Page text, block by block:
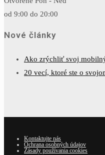
od 9:00 do 20:00
Nové články
Ako zrýchliť svoj
20 vecí, ktoré ste o
Kontaktujte nás
Ochrana osobných údajov
Zásady používania cookies